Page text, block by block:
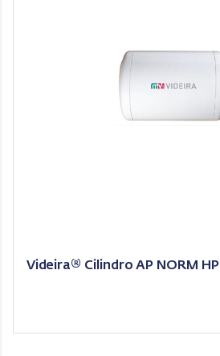
Videira® Cilindro AP NORM HP